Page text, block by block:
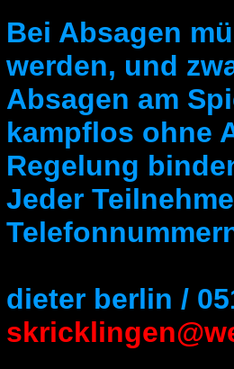
Bei Absagen
werden, und
Absagen am
kampflos ohne
Regelung
Jeder
dieter berlin /